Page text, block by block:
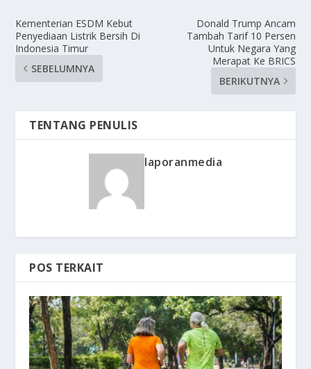
Kementerian ESDM Kebut
Penyediaan Listrik Bersih Di
Indonesia Timur
SEBELUMNYA
Donald Trump Ancam
Tambah Tarif 10 Persen
Untuk Negara Yang
Merapat Ke BRICS
BERIKUTNYA
TENTANG PENULIS
laporanmedia
POS TERKAIT